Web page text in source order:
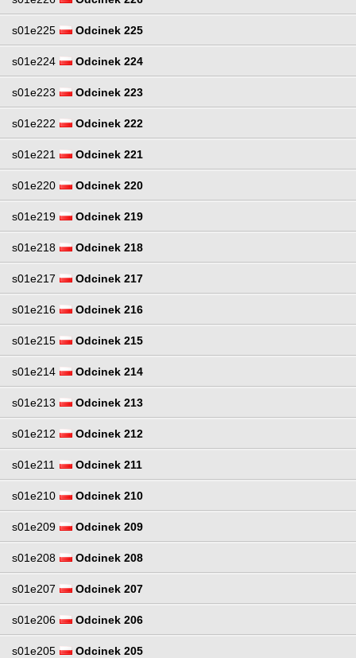
s01e225 Odcinek 225
s01e224 Odcinek 224
s01e223 Odcinek 223
s01e222 Odcinek 222
s01e221 Odcinek 221
s01e220 Odcinek 220
s01e219 Odcinek 219
s01e218 Odcinek 218
s01e217 Odcinek 217
s01e216 Odcinek 216
s01e215 Odcinek 215
s01e214 Odcinek 214
s01e213 Odcinek 213
s01e212 Odcinek 212
s01e211 Odcinek 211
s01e210 Odcinek 210
s01e209 Odcinek 209
s01e208 Odcinek 208
s01e207 Odcinek 207
s01e206 Odcinek 206
s01e205 Odcinek 205